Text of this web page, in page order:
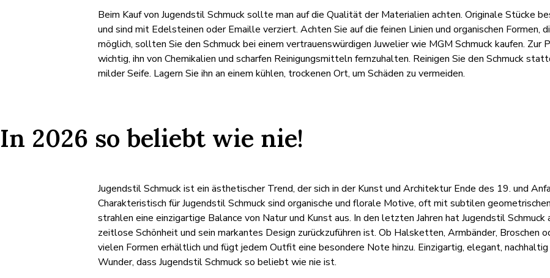
Beim Kauf von Jugendstil Schmuck sollte man auf die Qualität der Materialien achten. Originale Stücke
und sind mit Edelsteinen oder Emaille verziert. Achten Sie auf die feinen Linien und organischen Formen,
möglich, sollten Sie den Schmuck bei einem vertrauenswürdigen Juwelier wie MGM Schmuck kaufen. Zur
wichtig, ihn von Chemikalien und scharfen Reinigungsmitteln fernzuhalten. Reinigen Sie den Schmuck
milder Seife. Lagern Sie ihn an einem kühlen, trockenen Ort, um Schäden zu vermeiden.
In 2026 so beliebt wie nie!
Jugendstil Schmuck ist ein ästhetischer Trend, der sich in der Kunst und Architektur Ende des 19. und
Charakteristisch für Jugendstil Schmuck sind organische und florale Motive, oft mit subtilen
strahlen eine einzigartige Balance von Natur und Kunst aus. In den letzten Jahren hat Jugendstil
zeitlose Schönheit und sein markantes Design zurückzuführen ist. Ob Halsketten, Armbänder, Broschen
vielen Formen erhältlich und fügt jedem Outfit eine besondere Note hinzu. Einzigartig, elegant,
Wunder, dass Jugendstil Schmuck so beliebt wie nie ist.